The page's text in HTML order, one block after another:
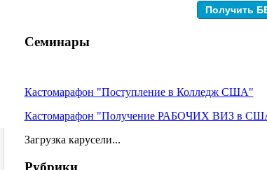
Семинары
Кастомарафон "Поступление в Колледж США"
Кастомарафон "Получение РАБОЧИХ ВИЗ в
Загрузка карусели...
Рубрики